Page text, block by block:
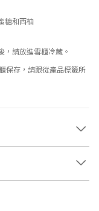
糖和西柚
，請放進雪櫃冷藏。
保存，請跟從產品標籤所